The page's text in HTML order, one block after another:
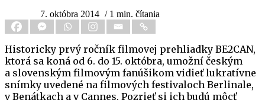
7. októbra 2014 / 1 min. čítania
Historicky prvý ročník filmovej prehliadky BE2CAN,
ktorá sa koná od 6. do 15. októbra, umožní českým
a slovenským filmovým fanúšikom vidieť lukratívne
snímky uvedené na filmových festivaloch Berlinale,
v Benátkach a v Cannes. Pozrieť si ich budú môcť